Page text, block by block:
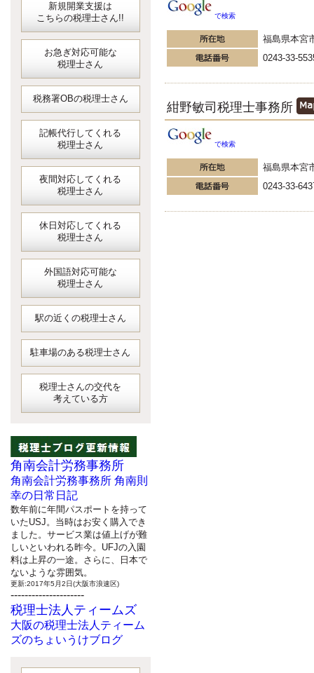
新規開業支援は
こちらの税理士さん!!
お急ぎ対応可能な
税理士さん
税務署OBの税理士さん
記帳代行してくれる
税理士さん
夜間対応してくれる
税理士さん
休日対応してくれる
税理士さん
外国語対応可能な
税理士さん
駅の近くの税理士さん
駐車場のある税理士さん
税理士さんの交代を
考えている方
角南会計労務事務所
角南会計労務事務所 角南則
幸の日常日記
数年前に年間パスポートを持って
いたUSJ。当時はお安く購入でき
ました。サービス業は値上げが難
しいといわれる昨今。UFJの入園
料は上昇の一途。さらに、日本で
ないような雰囲気。
更新:2017年5月2日(大阪市浪速区)
---------------------
税理士法人ティームズ
大阪の税理士法人ティーム
ズのちょいうけブログ
なったことに気付いた、税理士の
で検索
福島県本宮
0243-33-
紺野敏司税理士事務所
で検索
福島県本宮
0243-33-